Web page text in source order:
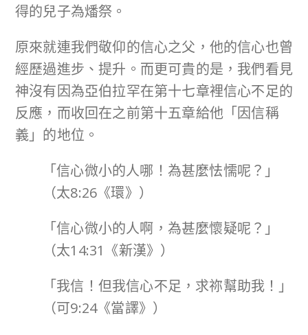
得的兒子為燔祭。
原來就連我們敬仰的信心之父，他的信心也曾
經歷過進步、提升。而更可貴的是，我們看見
神沒有因為亞伯拉罕在第十七章裡信心不足的
反應，而收回在之前第十五章給他「因信稱
義」的地位。
「信心微小的人哪！為甚麼怯懦呢？」
（太8:26《環》）
「信心微小的人啊，為甚麼懷疑呢？」
（太14:31《新漢》）
「我信！但我信心不足，求祢幫助我！」
（可9:24《當譯》）